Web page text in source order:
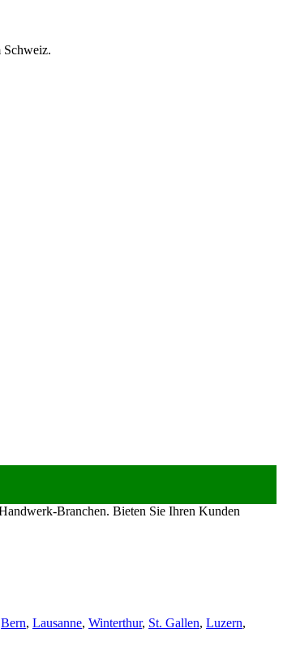
Schweiz.
Branchen. Bieten Sie Ihren Kunden
Bern, Lausanne, Winterthur, St. Gallen, Luzern,